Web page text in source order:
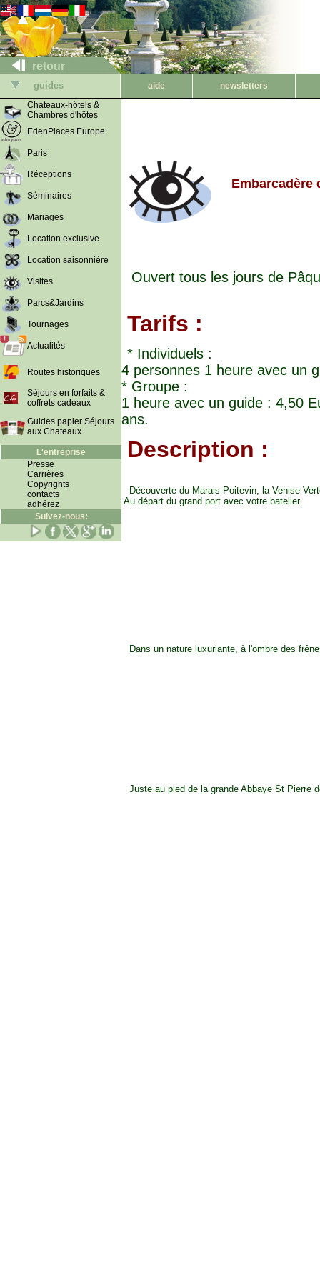
retour
guides aide
newsletters
Chateaux-hôtels &
Chambres d'hôtes
EdenPlaces Europe
Paris
Réceptions
Séminaires
Mariages
Location exclusive
Location saisonnière
Visites
Parcs&Jardins
Tournages
Actualités
Routes historiques
Séjours en forfaits &
coffrets cadeaux
Guides papier Séjours
aux Chateaux
L'entreprise
Presse
Carrières
Copyrights
contacts
adhérez
Suivez-nous:
Embarcadère
Ouvert tous les jours de
Tarifs :
* Individuels :
4 personnes 1 heure avec un
* Groupe :
1 heure avec un guide : 4,50
ans.
Description :
Découverte du Marais Poitevin, la Venise
Au départ du grand port avec votre batelier.
Dans un nature luxuriante, à l'ombre des
Juste au pied de la grande Abbaye St Pierre